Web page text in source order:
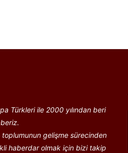
Türkleri ile 2000 yılından beri
toplumunun gelişme sürecinden
haberdar olmak için bizi takip